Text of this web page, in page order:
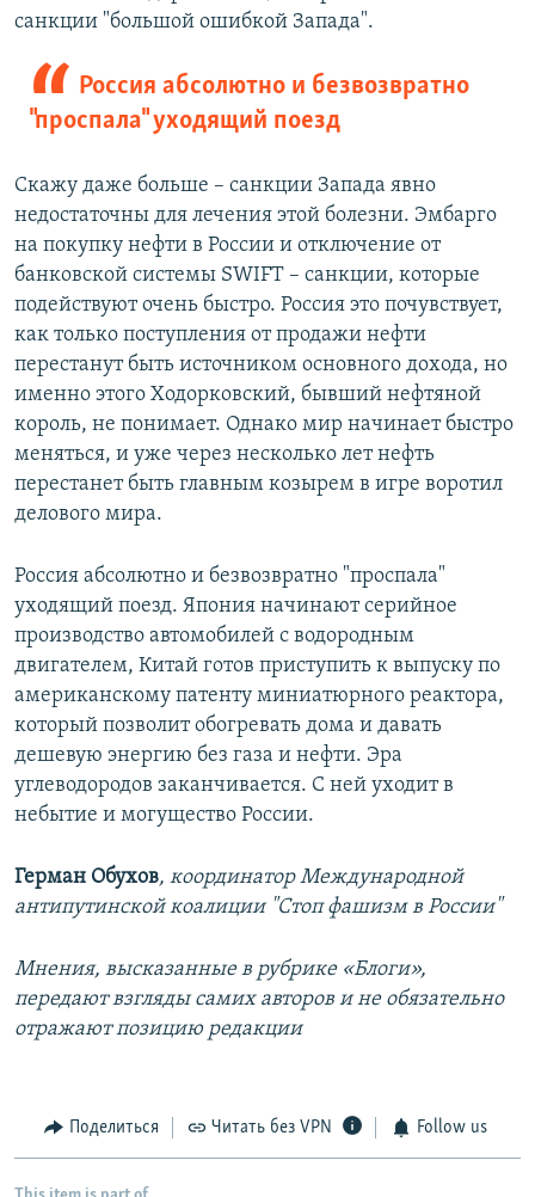
санкции "большой ошибкой Запада".
Россия абсолютно и безвозвратно
"проспала" уходящий поезд
Скажу даже больше – санкции Запада явно
недостаточны для лечения этой болезни. Эмбарго
на покупку нефти в России и отключение от
банковской системы SWIFT – санкции, которые
подействуют очень быстро. Россия это почувствует,
как только поступления от продажи нефти
перестанут быть источником основного дохода, но
именно этого Ходорковский, бывший нефтяной
король, не понимает. Однако мир начинает быстро
меняться, и уже через несколько лет нефть
перестанет быть главным козырем в игре воротил
делового мира.
Россия абсолютно и безвозвратно "проспала"
уходящий поезд. Япония начинают серийное
производство автомобилей с водородным
двигателем, Китай готов приступить к выпуску по
американскому патенту миниатюрного реактора,
который позволит обогревать дома и давать
дешевую энергию без газа и нефти. Эра
углеводородов заканчивается. С ней уходит в
небытие и могущество России.
Герман Обухов, координатор Международной
антипутинской коалиции "Стоп фашизм в России"
Мнения, высказанные в рубрике «Блоги»,
передают взгляды самих авторов и не обязательно
отражают позицию редакции
Поделиться Читать без VPN Follow us